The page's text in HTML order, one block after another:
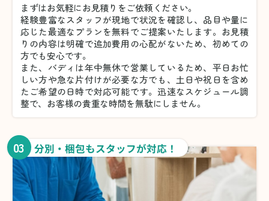
まずはお気軽にお見積りをご依頼ください。
経験豊富なスタッフが現地で状況を確認し、品目や量に
応じた最適なプランを無料でご提案いたします。お見積
りの内容は明確で追加費用の心配がないため、初めての
方でも安心です。
また、バディは年中無休で営業しているため、平日お忙
しい方や急な片付けが必要な方でも、土日や祝日を含め
たご希望の日時で対応可能です。迅速なスケジュール調
整で、お客様の貴重な時間を無駄にしません。
03 分別・梱包もスタッフが対応！